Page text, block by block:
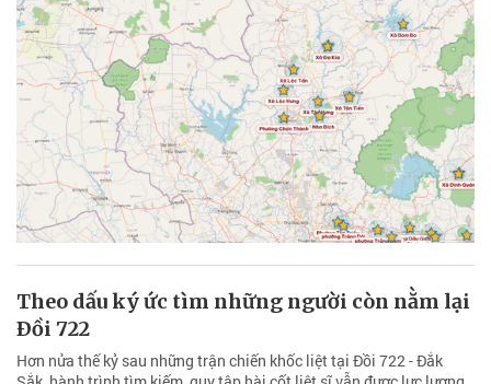
Theo dấu ký ức tìm những người còn nằm lại
Ðồi 722
Hơn nửa thế kỷ sau những trận chiến khốc liệt tại Đồi 722 - Đắk